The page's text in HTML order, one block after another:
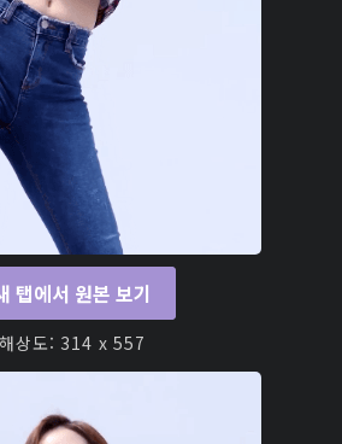
탭에서 원본 보기
해상도: 314 x 557